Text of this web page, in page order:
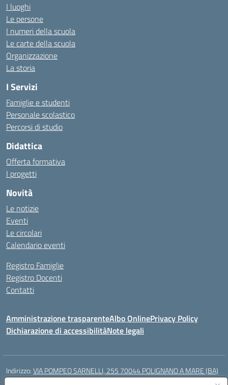
I luoghi
Le persone
I numeri della scuola
Le carte della scuola
Organizzazione
La storia
I Servizi
Famiglie e studenti
Personale scolastico
Percorsi di studio
Didattica
Offerta formativa
I progetti
Novità
Le notizie
Eventi
Le circolari
Calendario eventi
Registro Famiglie
Registro Docenti
Contatti
Amministrazione trasparenteAlbo OnlinePrivacy Policy
Dichiarazione di accessibilitàNote legali
Indirizzo:VIA POMPEO SARNELLI, 255 70044 POLIGNANO A MARE (BA)
Centralino: